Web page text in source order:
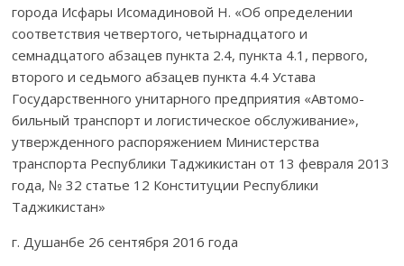
города Исфары Исомадиновой Н. «Об определении
соответ­ствия четвертого, четырнадцатого и
семнадцатого абзацев пун­кта 2.4, пункта 4.1, первого,
второго и седьмого абзацев пункта 4.4 Устава
Государственного унитарного предприятия «Автомо­
бильный транспорт и логистическое обслужива­ние»,
утвержденного распоряжением Минис­терства
транспорта Республики Таджикистан от 13 февраля 2013
года, № 32 статье 12 Конституции Республики
Таджикистан»
г. Душанбе 26 сентября 2016 года